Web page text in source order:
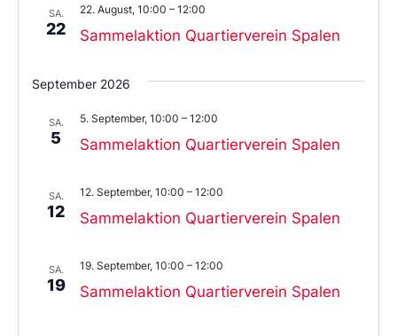
SA.
22 Sammelaktion Quartierverein Spalen
22. August, 10:00 – 12:00
September 2026
SA.
5 Sammelaktion Quartierverein Spalen
5. September, 10:00 – 12:00
SA.
12 Sammelaktion Quartierverein Spalen
12. September, 10:00 – 12:00
SA.
19 Sammelaktion Quartierverein Spalen
19. September, 10:00 – 12:00